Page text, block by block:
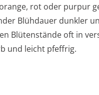
rot oder purpur
Blühdauer dunkler
Blütenstände oft in
und leicht pfeffrig.